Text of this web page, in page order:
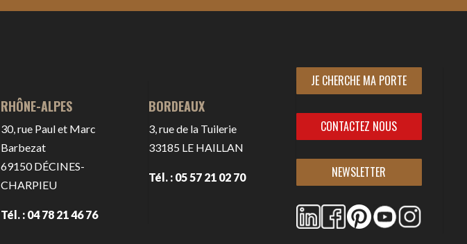
RHÔNE-ALPES
30, rue Paul et Marc
Barbezat
69150DÉCINES-
CHARPIEU
Tél. : 04 78 21 46 76
BORDEAUX
3, rue de la Tuilerie
33185 LE HAILLAN
Tél. : 05 57 21 02 70
JE CHERCHE MA PORTE
CONTACTEZ NOUS
NEWSLETTER